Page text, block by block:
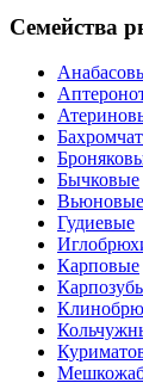
Семейства
Бычковые
Вьюновые
Гудиевые
Карповые